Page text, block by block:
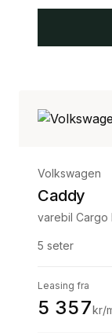
Volkswagen
Caddy
varebil Cargo
5 seter
Leasing fra
5 357kr/